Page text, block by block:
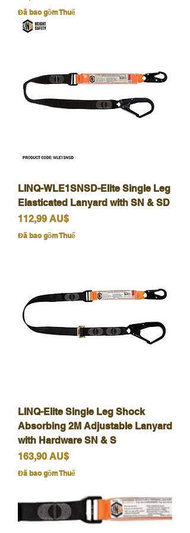
Đã bao gồm Thuế
LINQ-WLE1SNSD-Elite Single Leg
Elasticated Lanyard with SN & SD
Giá
112,99 AU$
Đã bao gồm Thuế
LINQ-Elite Single Leg Shock
Absorbing 2M Adjustable Lanyard
with Hardware SN & S
Giá
163,90 AU$
Đã bao gồm Thuế